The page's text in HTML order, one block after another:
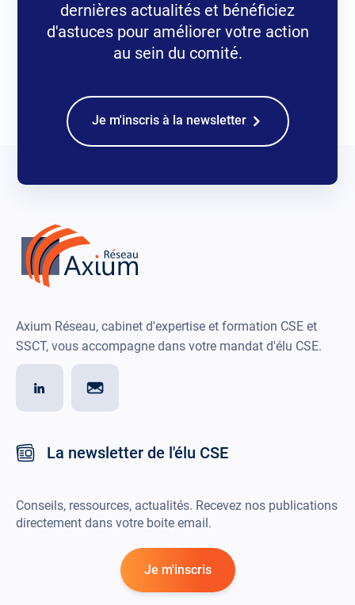
dernières actualités et bénéficiez
d'astuces pour améliorer votre action
au sein du comité.
Je m'inscris à la newsletter
La newsletter de l'élu CSE
Conseils, ressources, actualités. Recevez nos publications
directement dans votre boite email.
Je m'inscris
Axium Réseau, cabinet d'expertise et formation CSE et
SSCT, vous accompagne dans votre mandat d'élu CSE.